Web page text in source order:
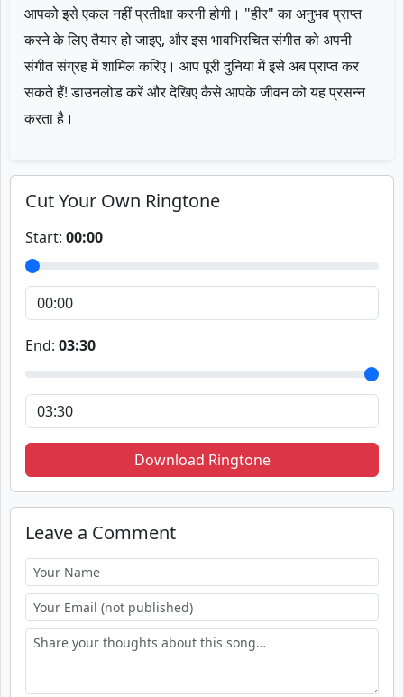
आपको इसे एकल नहीं प्रतीक्षा करनी होगी। "हीर" का अनुभव प्राप्त
करने के लिए तैयार हो जाइए, और इस भावभिरचित संगीत को अपनी
संगीत संग्रह में शामिल करिए। आप पूरी दुनिया में इसे अब प्राप्त कर
सकते हैं! डाउनलोड करें और देखिए कैसे आपके जीवन को यह प्रसन्न
करता है।
Cut Your Own Ringtone
Start: 00:00
End: 03:30
Download Ringtone
Leave a Comment